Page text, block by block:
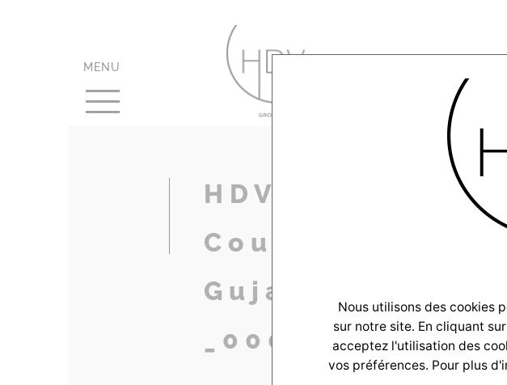
HDV-
CouleruVillas-
Gujan-2017-2-
_0002_AG-4021
MENU
Nous utilisons des cookies
sur notre site. En cliquant
acceptez l'utilisation des
vos préférences. Pour plus